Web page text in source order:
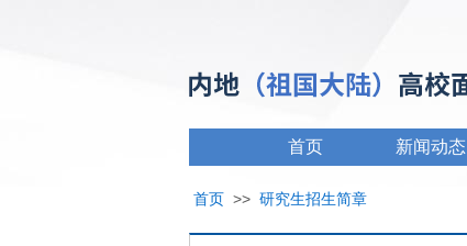
首页 新闻动态
首页 >> 研究生招生简章